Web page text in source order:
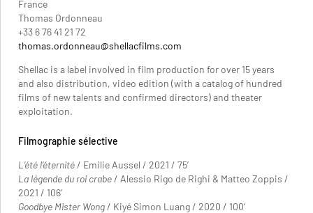
France
Thomas Ordonneau
+33 6 76 41 21 72
thomas.ordonneau@shellacfilms.com
Shellac is a label involved in film production for over 15 years
and also distribution, video edition (with a catalog of hundred
films of new talents and confirmed directors) and theater
exploitation.
Filmographie sélective
L’été l’éternité / Emilie Aussel / 2021 / 75’
La légende du roi crabe / Alessio Rigo de Righi & Matteo Zoppis /
2021 / 106’
Goodbye Mister Wong / Kiyé Simon Luang / 2020 / 100’